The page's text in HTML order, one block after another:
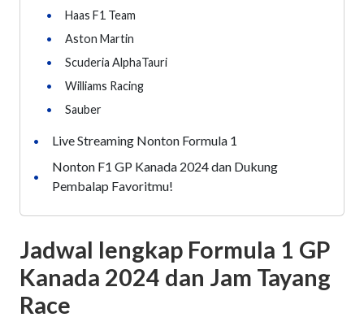
•
Haas F1 Team
•
Aston Martin
•
Scuderia AlphaTauri
•
Williams Racing
•
Sauber
• Live Streaming Nonton Formula 1
•
Nonton F1 GP Kanada 2024 dan Dukung
Pembalap Favoritmu!
Jadwal lengkap Formula 1 GP
Kanada 2024 dan Jam Tayang
Race